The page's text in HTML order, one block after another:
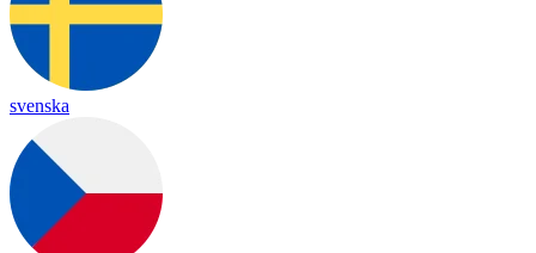
svenska